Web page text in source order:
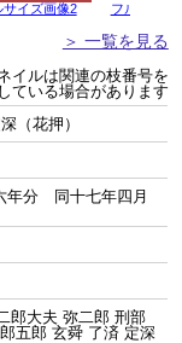
サイズ画像2 フルサイズ
＞ 一覧を見る
イルは関連の枝番号を
ている場合があります
（花押）
年分 同十七年四月
郎大夫 弥二郎 刑部
五郎 玄舜 了済 定深